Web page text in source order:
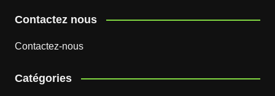
Contactez nous
Contactez-nous
Catégories